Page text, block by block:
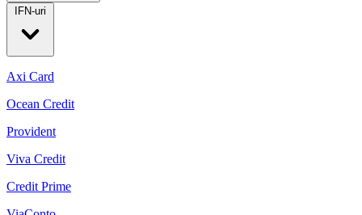
IFN-uri
Axi Card
Ocean Credit
Provident
Viva Credit
Credit Prime